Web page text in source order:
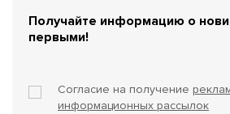
Получайте информацию о
первыми!
Согласие на получение
информационных рассылок